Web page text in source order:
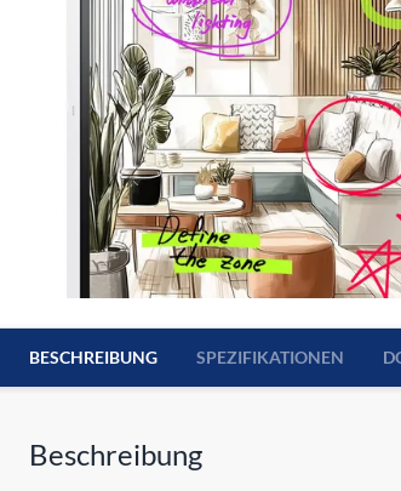
BESCHREIBUNG SPEZIFIKATIONEN
Beschreibung